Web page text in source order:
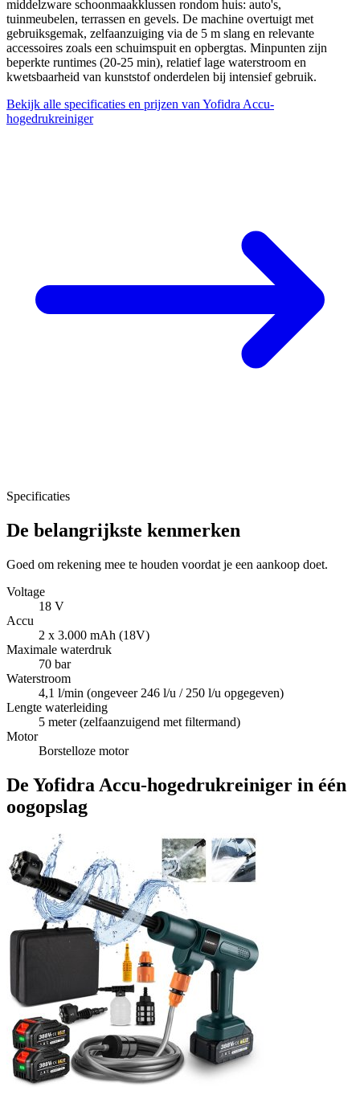
middelzware schoonmaakklussen rondom huis: auto's,
tuinmeubelen, terrassen en gevels. De machine overtuigt met
gebruiksgemak, zelfaanzuiging via de 5 m slang en relevante
accessoires zoals een schuimspuit en opbergtas. Minpunten zijn
beperkte runtimes (20-25 min), relatief lage waterstroom en
kwetsbaarheid van kunststof onderdelen bij intensief gebruik.
Bekijk alle specificaties en prijzen van Yofidra Accu-
hogedrukreiniger
Specificaties
De belangrijkste kenmerken
Goed om rekening mee te houden voordat je een aankoop doet.
Voltage
18 V
Accu
2 x 3.000 mAh (18V)
Maximale waterdruk
70 bar
Waterstroom
4,1 l/min (ongeveer 246 l/u / 250 l/u opgegeven)
Lengte waterleiding
5 meter (zelfaanzuigend met filtermand)
Motor
Borstelloze motor
De Yofidra Accu-hogedrukreiniger in één
oogopslag